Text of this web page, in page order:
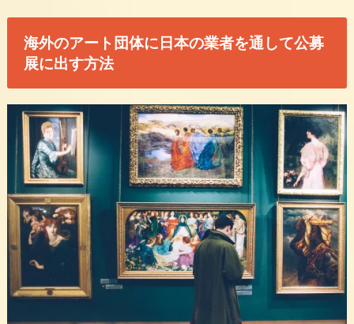
海外のアート団体に日本の業者を通して公募
展に出す方法